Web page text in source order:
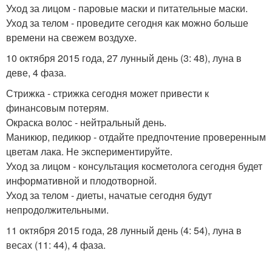
Уход за лицом - паровые маски и питательные маски.
Уход за телом - проведите сегодня как можно больше
времени на свежем воздухе.
10 октября 2015 года, 27 лунный день (3: 48), луна в
деве, 4 фаза.
Стрижка - стрижка сегодня может привести к
финансовым потерям.
Окраска волос - нейтральный день.
Маникюр, педикюр - отдайте предпочтение проверенным
цветам лака. Не экспериментируйте.
Уход за лицом - консультация косметолога сегодня будет
информативной и плодотворной.
Уход за телом - диеты, начатые сегодня будут
непродолжительными.
11 октября 2015 года, 28 лунный день (4: 54), луна в
весах (11: 44), 4 фаза.